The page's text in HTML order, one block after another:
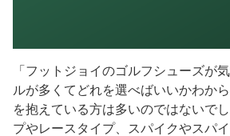
「フットジョイのゴルフシューズが
ルが多くてどれを選べばいいかわか
を抱えている方は多いのではないで
プやレースタイプ、スパイクやスパ